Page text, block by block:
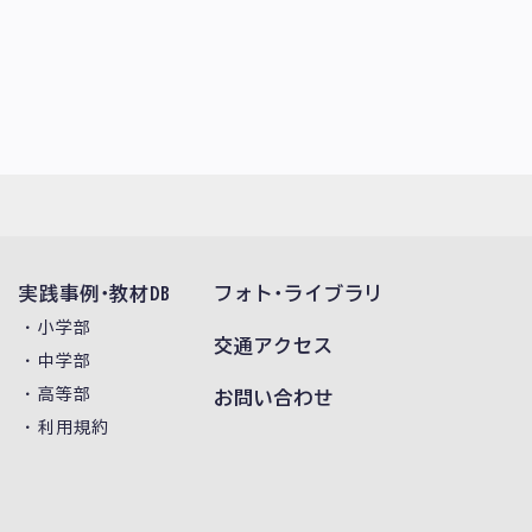
実践事例･教材DB
小学部
中学部
高等部
利用規約
フォト･ ライブラリ
交通アクセス
お問い合わせ